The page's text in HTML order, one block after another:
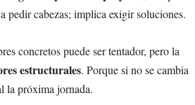
pedir cabezas; implica exigir soluciones.
concretos puede ser tentador, pero la
estructurales. Porque si no se cambia
la próxima jornada.